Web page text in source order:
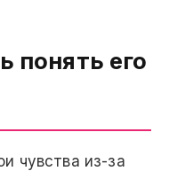
понять его
чувства из-за